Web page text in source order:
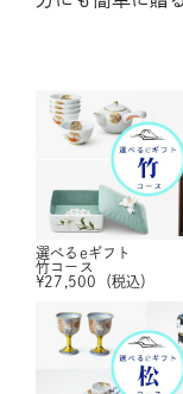
選べるeギフト
竹コース
¥27,500 （税込）